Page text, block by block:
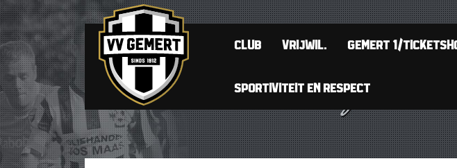
CLUB VRIJWIL. GEMERT 1/
SPORTIVITEIT EN RESPECT